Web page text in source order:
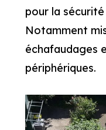
pour la
Notamment
échafaudages
périphériques.